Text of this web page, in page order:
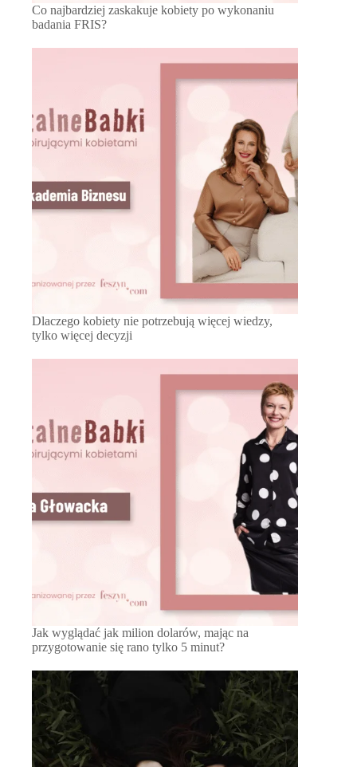
Co najbardziej zaskakuje kobiety po wykonaniu
badania FRIS?
Dlaczego kobiety nie potrzebują więcej wiedzy,
tylko więcej decyzji
Jak wyglądać jak milion dolarów, mając na
przygotowanie się rano tylko 5 minut?